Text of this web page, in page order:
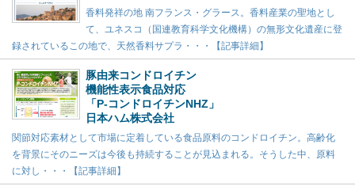
香料発祥の地 南フランス・グラース。香料産業の聖地とし
て、ユネスコ（国連教育科学文化機構）の無形文化遺産に登
録されているこの地で、天然香料サプラ・・・【記事詳細】
豚由来コンドロイチン
機能性表示食品対応
「P-コンドロイチンNHZ」
日本ハム株式会社
関節対応素材として市場に定着している食品原料のコンドロイチン。高齢化
を背景にそのニーズは今後も持続することが見込まれる。そうした中、原料
に対し・・・【記事詳細】